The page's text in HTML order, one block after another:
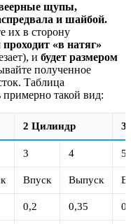
веерные щупы,
и шайбой.
их в сторону
«в натяг»
и будет размером
полученное
Таблица
такой вид:
2 Цилиндр 3
3 4 5
Впуск Выпуск
0,2 0,35